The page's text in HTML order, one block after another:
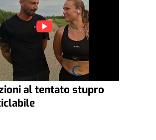
al tentato stupro